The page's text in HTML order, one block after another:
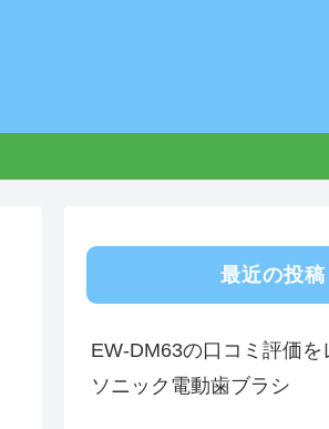
最近の投稿
EW-DM63の口コミ評価を
ソニック電動歯ブラシ